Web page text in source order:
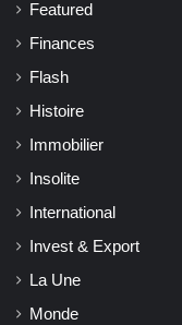
Featured
Finances
Flash
Histoire
Immobilier
Insolite
International
Invest & Export
La Une
Monde